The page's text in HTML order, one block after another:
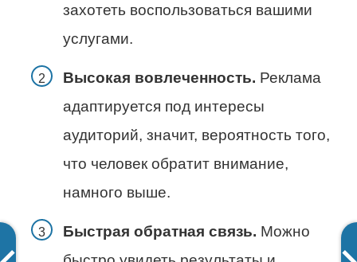
захотеть воспользоваться вашими
услугами.
Высокая вовлеченность. Реклама
адаптируется под интересы
аудиторий, значит, вероятность того,
что человек обратит внимание,
намного выше.
Быстрая обратная связь. Можно